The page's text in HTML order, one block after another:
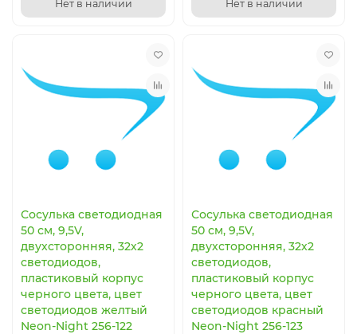
Нет в наличии Нет в наличии
Сосулька светодиодная
50 см, 9,5V,
двухсторонняя, 32х2
светодиодов,
пластиковый корпус
черного цвета, цвет
светодиодов желтый
Neon-Night 256-122
Сосулька светодиодная
50 см, 9,5V,
двухсторонняя, 32х2
светодиодов,
пластиковый корпус
черного цвета, цвет
светодиодов красный
Neon-Night 256-123